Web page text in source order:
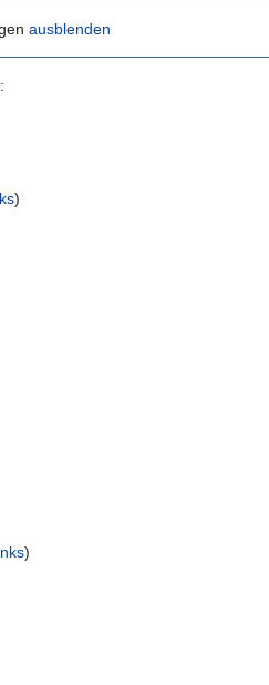
ausblenden
:
)
)